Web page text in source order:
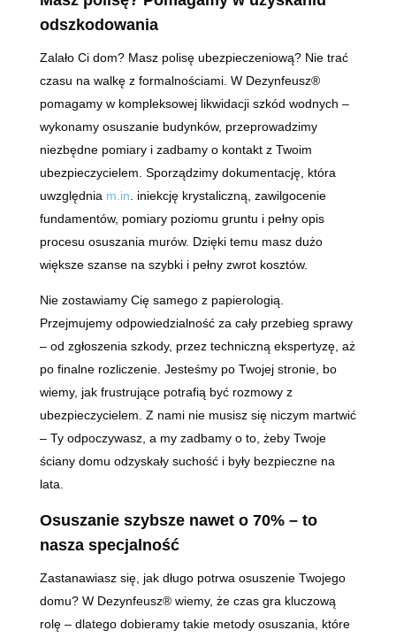
odszkodowania
Zalało Ci dom? Masz polisę ubezpieczeniową? Nie trać
czasu na walkę z formalnościami. W Dezynfeusz®
pomagamy w kompleksowej likwidacji szkód wodnych –
wykonamy osuszanie budynków, przeprowadzimy
niezbędne pomiary i zadbamy o kontakt z Twoim
ubezpieczycielem. Sporządzimy dokumentację, która
uwzględnia m.in . iniekcję krystaliczną, zawilgocenie
fundamentów, pomiary poziomu gruntu i pełny opis
procesu osuszania murów. Dzięki temu masz dużo
większe szanse na szybki i pełny zwrot kosztów.
Nie zostawiamy Cię samego z papierologią.
Przejmujemy odpowiedzialność za cały przebieg sprawy
– od zgłoszenia szkody, przez techniczną ekspertyzę, aż
po finalne rozliczenie. Jesteśmy po Twojej stronie, bo
wiemy, jak frustrujące potrafią być rozmowy z
ubezpieczycielem. Z nami nie musisz się niczym martwić
– Ty odpoczywasz, a my zadbamy o to, żeby Twoje
ściany domu odzyskały suchość i były bezpieczne na
lata.
Osuszanie szybsze nawet o 70% – to
nasza specjalność
Zastanawiasz się, jak długo potrwa osuszenie Twojego
domu? W Dezynfeusz® wiemy, że czas gra kluczową
rolę – dlatego dobieramy takie metody osuszania, które